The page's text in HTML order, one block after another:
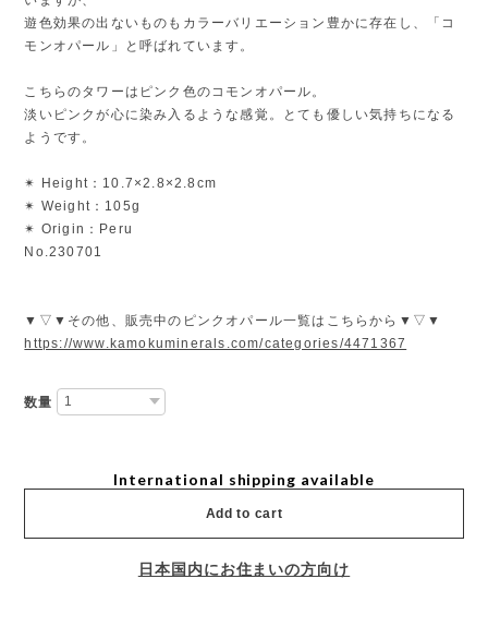
遊色効果の出ないものもカラーバリエーション豊かに存在し、「コ
モンオパール」と呼ばれています。
こちらのタワーはピンク色のコモンオパール。
淡いピンクが心に染み入るような感覚。とても優しい気持ちになる
ようです。
✴︎ Height：10.7×2.8×2.8cm
✴︎ Weight：105g
✴︎ Origin：Peru
No.230701
▼▽▼その他、販売中のピンクオパール一覧はこちらから▼▽▼
https://www.kamokuminerals.com/categories/4471367
数量
International shipping available
Add to cart
日本国内にお住まいの方向け